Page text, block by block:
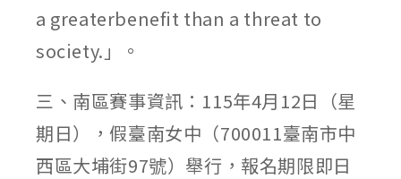
a greaterbenefit than a threat to
society.」。
三、南區賽事資訊：115年4月12日（星
期日），假臺南女中（700011臺南市中
西區大埔街97號）舉行，報名期限即日